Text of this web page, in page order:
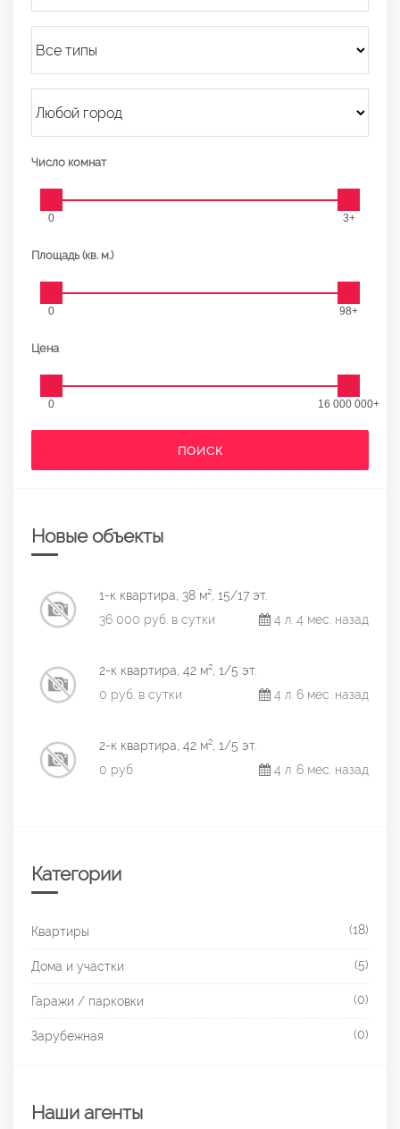
Число комнат
0 3+
Площадь (кв. м.)
0 98+
Цена
0 16 000 000+
ПОИСК
Новые объекты
1-к квартира, 38 м², 15/17 эт.
36 000 руб. в сутки
4 л. 4 мес. назад
2-к квартира, 42 м², 1/5 эт.
0 руб. в сутки
4 л. 6 мес. назад
2-к квартира, 42 м², 1/5 эт.
0 руб.
4 л. 6 мес. назад
Категории
Квартиры (18)
Дома и участки (5)
Гаражи / парковки (0)
Зарубежная (0)
Наши агенты